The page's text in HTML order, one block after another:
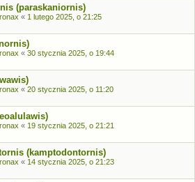
(paraskaniornis)
« 1 lutego 2025, o 21:25
« 30 stycznia 2025, o 19:44
« 20 stycznia 2025, o 11:20
« 19 stycznia 2025, o 21:21
(kamptodontornis)
« 14 stycznia 2025, o 21:23